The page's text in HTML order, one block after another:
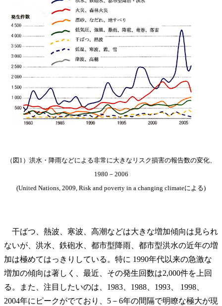
（図1）洪水・降雨などによる非常に大きなリスク損害の報告数の変化、
1980－2006
(United Nations, 2009, Risk and poverty in a changing climateによる)
干ばつ、熱波、寒波、高潮などは大きな増加傾向は見られ
ないが、洪水、鉄砲水、都市型降雨、都市型洪水の近年の増
加は極めてはっきりしている。特に 1990年代以来の急激な
増加の傾向は著しく、最近、その発生回数は2,000件を上回
る。また、注目したいのは、1983、1988、1993、 1998、
2004年にピークがでており、5－6年の間隔で明瞭な極大が現